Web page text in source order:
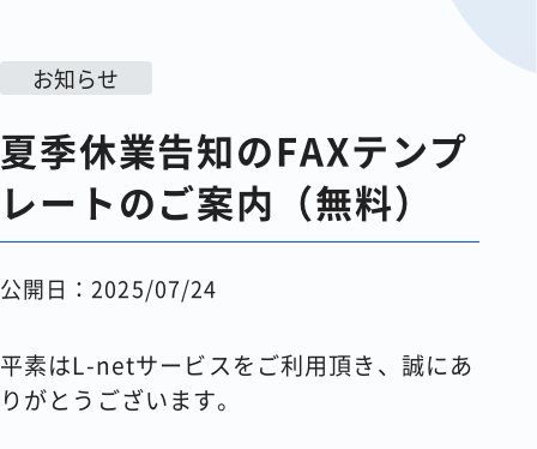
お客様の声
セミナー
FAQ
お知らせ
コラム
お知らせ
夏季休業告知のFAXテンプ
レートのご案内（無料）
公開日：2025/07/24
平素はL-netサービスをご利用頂き、誠にあ
りがとうございます。